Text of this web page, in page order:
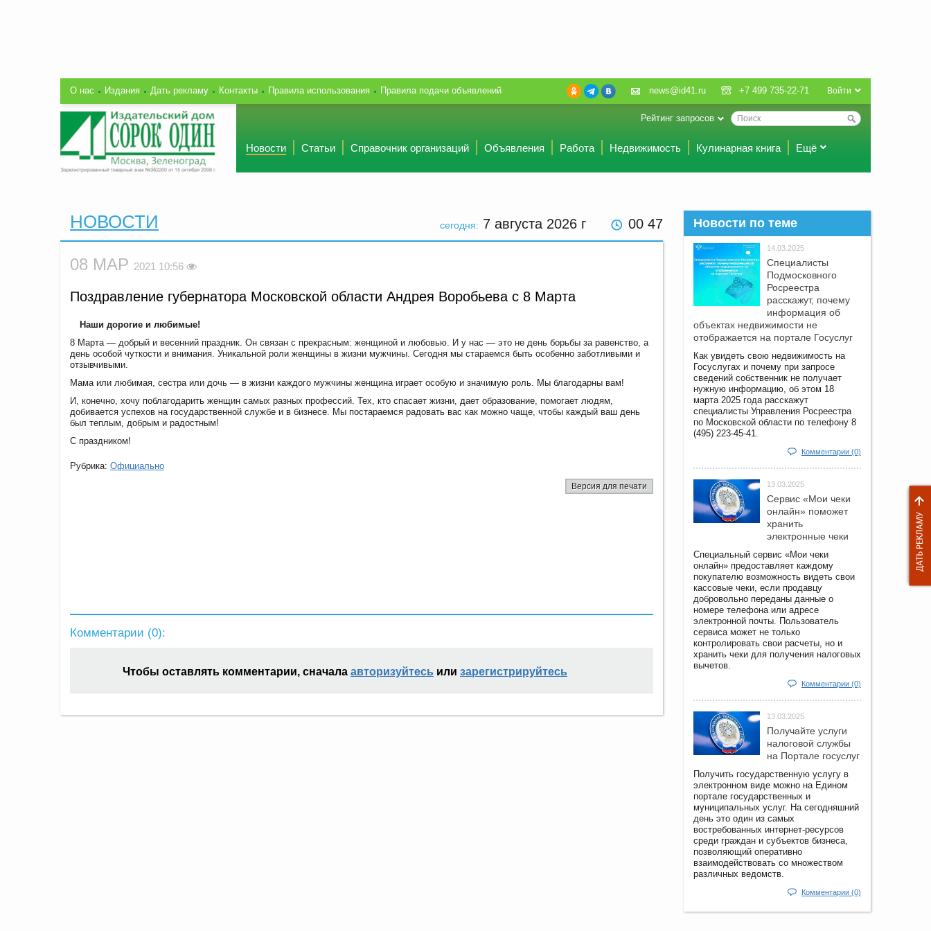
О нас Издания Дать рекламу Контакты Правила использования Правила подачи объявлений Войти
news@id41.ru +7 499 735-22-71
Рейтинг запросов
Новости Статьи Справочник организаций Объявления Работа Недвижимость Кулинарная книга Ещё
сегодня: 7 августа 2026 г 00:47
НОВОСТИ
08 МАР 2021 10:56
Поздравление губернатора Московской области Андрея Воробьева с 8 Марта
Наши дорогие и любимые!
8 Марта — добрый и весенний праздник. Он связан с прекрасным: женщиной и любовью. И у нас — это не день борьбы за равенство, а
день особой чуткости и внимания. Уникальной роли женщины в жизни мужчины. Сегодня мы стараемся быть особенно заботливыми и
отзывчивыми.
Мама или любимая, сестра или дочь — в жизни каждого мужчины женщина играет особую и значимую роль. Мы благодарны вам!
И, конечно, хочу поблагодарить женщин самых разных профессий. Тех, кто спасает жизни, дает образование, помогает людям,
добивается успехов на государственной службе и в бизнесе. Мы постараемся радовать вас как можно чаще, чтобы каждый ваш день
был теплым, добрым и радостным!
С праздником!
Рубрика: Официально
Версия для печати
Комментарии (0):
Чтобы оставлять комментарии, сначала авторизуйтесь или зарегистрируйтесь
Новости по теме
14.03.2025
Специалисты
Подмосковного
Росреестра
расскажут, почему
информация об
объектах недвижимости не
отображается на портале Госуслуг
Как увидеть свою недвижимость на
Госуслугах и почему при запросе
сведений собственник не получает
нужную информацию, об этом 18
марта 2025 года расскажут
специалисты Управления Росреестра
по Московской области по телефону 8
(495) 223-45-41.
Комментарии (0)
13.03.2025
Сервис «Мои чеки
онлайн» поможет
хранить
электронные чеки
Специальный сервис «Мои чеки
онлайн» предоставляет каждому
покупателю возможность видеть свои
кассовые чеки, если продавцу
добровольно переданы данные о
номере телефона или адресе
электронной почты. Пользователь
сервиса может не только
контролировать свои расчеты, но и
хранить чеки для получения налоговых
вычетов.
Комментарии (0)
13.03.2025
Получайте услуги
налоговой службы
на Портале госyслуг
Получить государственную услугу в
электронном виде можно на Едином
портале государственных и
муниципальных услуг. На сегодняшний
день это один из самых
востребованных интернет-ресурсов
среди граждан и субъектов бизнеса,
позволяющий оперативно
взаимодействовать со множеством
различных ведомств.
Комментарии (0)